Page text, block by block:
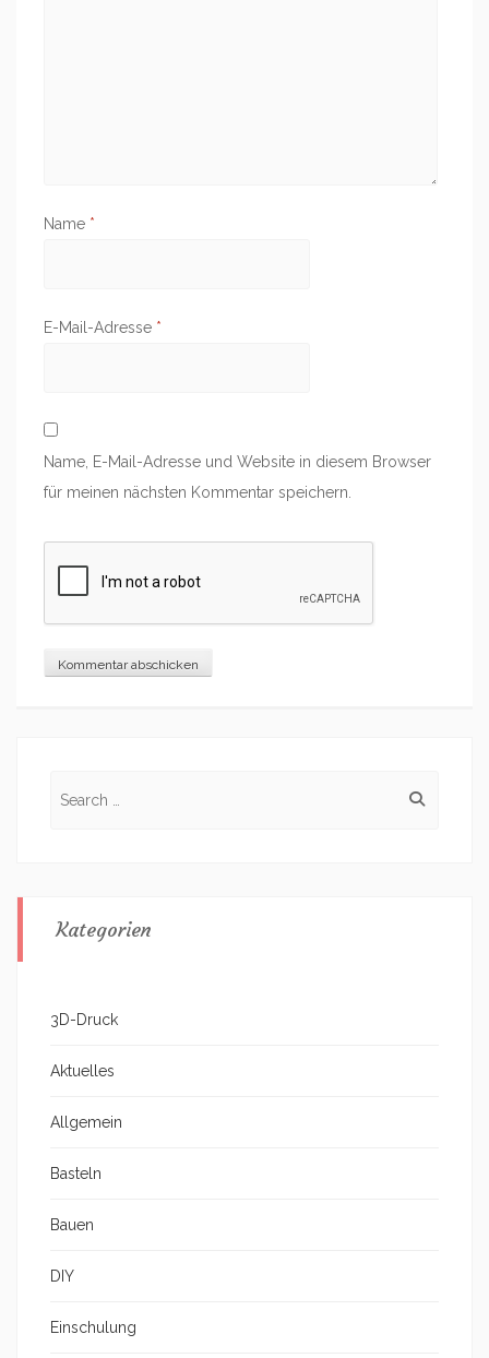
Name *
E-Mail-Adresse *
Name, E-Mail-Adresse und Website in diesem Browser
für meinen nächsten Kommentar speichern.
Kategorien
3D-Druck
Aktuelles
Allgemein
Basteln
Bauen
DIY
Einschulung